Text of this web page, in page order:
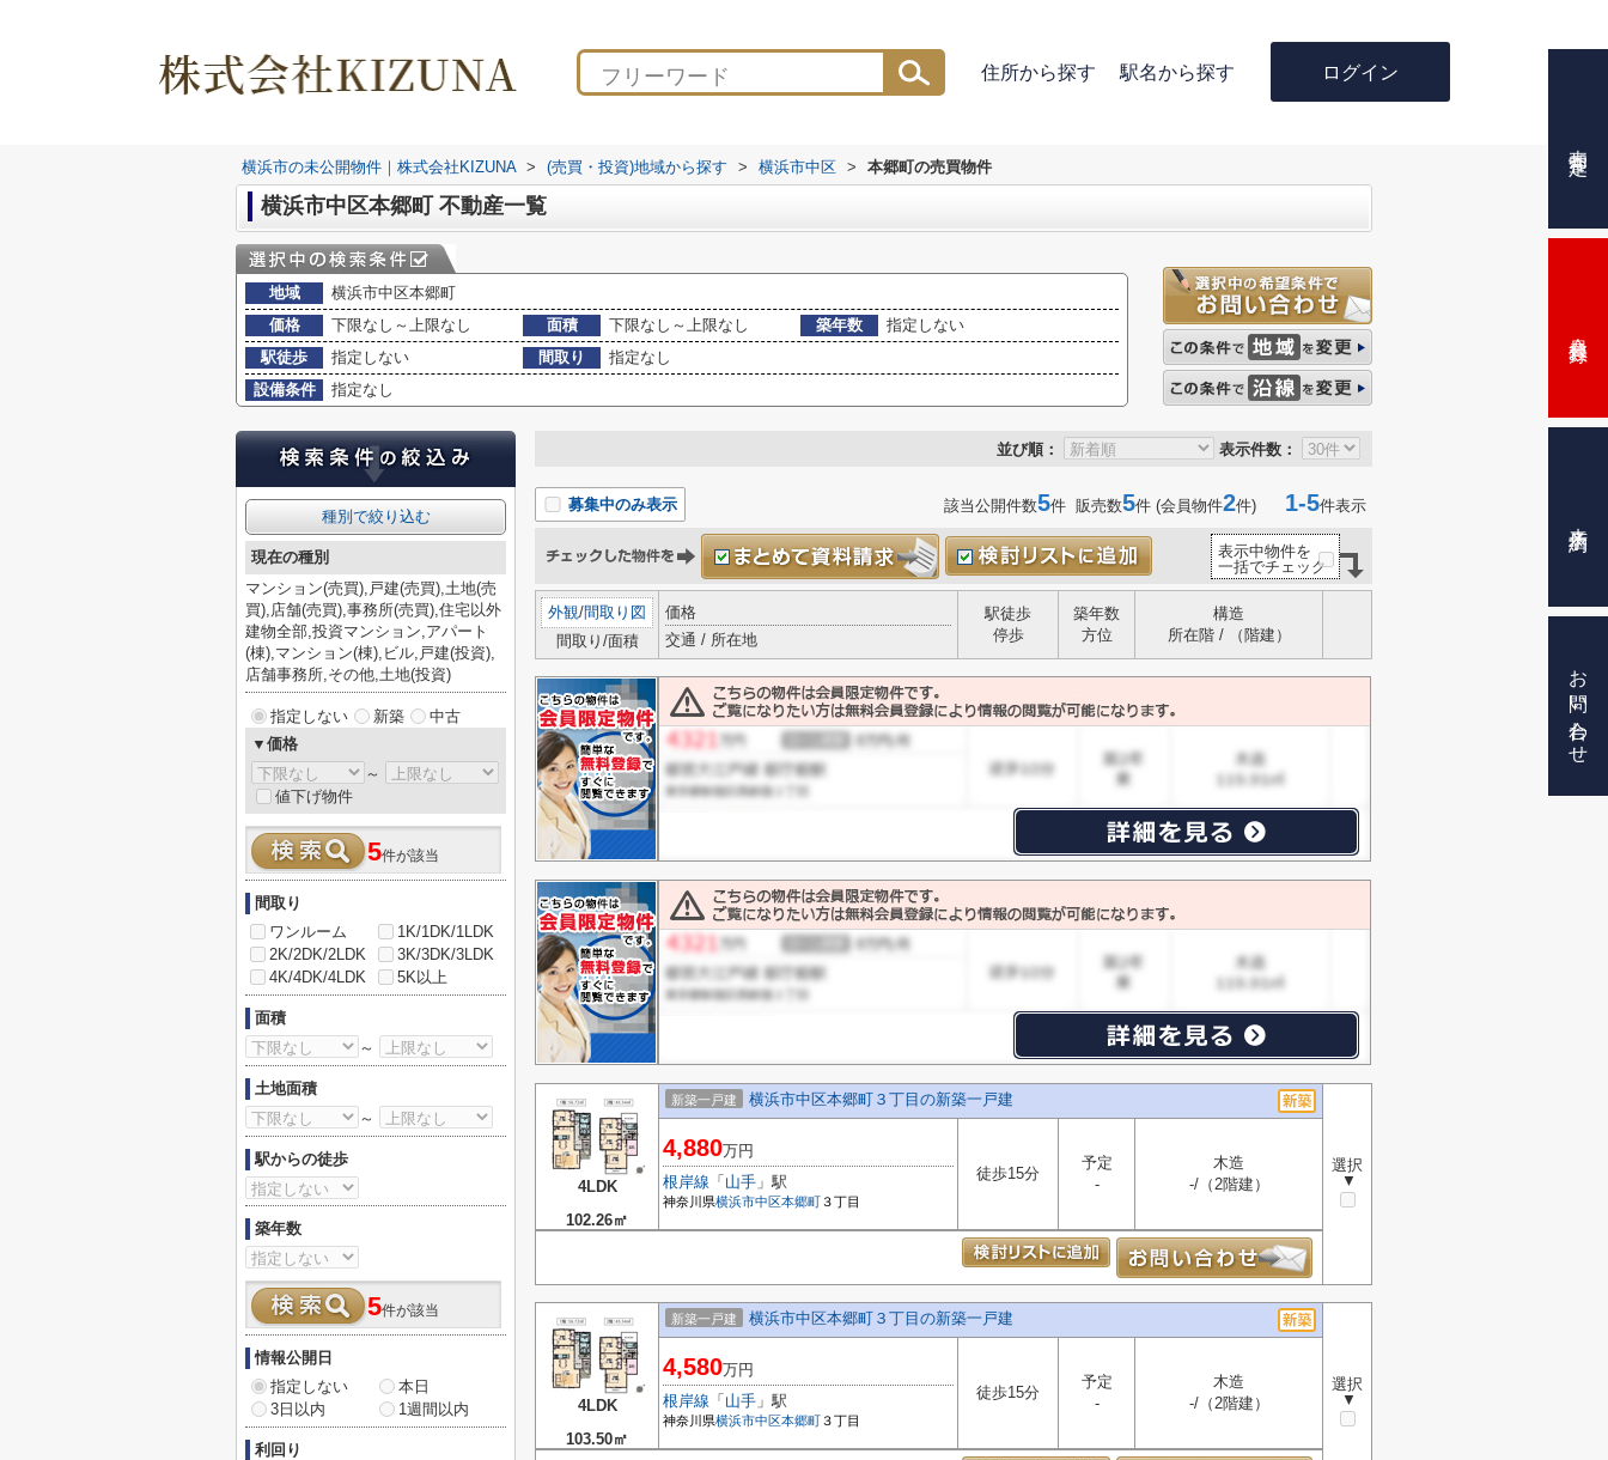
住所から探す 駅名から探す ログイン
横浜市の未公開物件｜株式会社KIZUNA > (売買・投資)地域から探す > 横浜市中区 > 本郷町の売買物件
横浜市中区本郷町 不動産一覧
地域
横浜市中区本郷町
価格
下限なし～上限なし 面積 下限なし～上限なし 築年数
指定しない
駅徒歩
指定しない 間取り
指定なし
設備条件
指定なし
並び順： 表示件数：
募集中のみ表示 該当公開件数5件 販売数5件 (会員物件2件) 1-5件表示
表示中物件を
一括でチェック
外観/間取り図
間取り/面積
価格
交通 / 所在地
駅徒歩
停歩
築年数
方位
構造
所在階 / （階建）
4LDK
102.26㎡
新築一戸建 横浜市中区本郷町３丁目の新築一戸建
選択
▼
4,880万円
根岸線 「 山手 」駅
神奈川県横浜市中区本郷町３丁目
徒歩15分
予定
-
木造
-/（2階建）
4LDK
103.50㎡
新築一戸建 横浜市中区本郷町３丁目の新築一戸建
選択
▼
4,580万円
根岸線 「 山手 」駅
神奈川県横浜市中区本郷町３丁目
徒歩15分
予定
-
木造
-/（2階建）
種別で絞り込む
現在の種別
マンション(売買),戸建(売買),土地(売
買),店舗(売買),事務所(売買),住宅以外
建物全部,投資マンション,アパート
(棟),マンション(棟),ビル,戸建(投資),
店舗事務所,その他,土地(投資)
指定しない 新築
中古
▼価格
～
値下げ物件
5件が該当
間取り
ワンルーム
1K/1DK/1LDK
2K/2DK/2LDK
3K/3DK/3LDK
4K/4DK/4LDK
5K以上
面積
～
土地面積
～
駅からの徒歩
築年数
5件が該当
情報公開日
指定しない
本日
3日以内
1週間以内
利回り
お問い合わせ